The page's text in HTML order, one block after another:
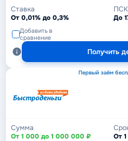
Ставка
От 0,01% до 0,3%
ПСК
До
Добавить в
сравнение
Получить
Первый заём
Сумма
От 1 000 до 1 000 000 ₽ От